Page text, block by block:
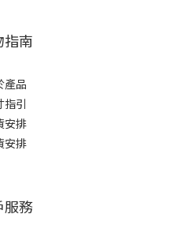
指南
產品
指引
安排
安排
服務